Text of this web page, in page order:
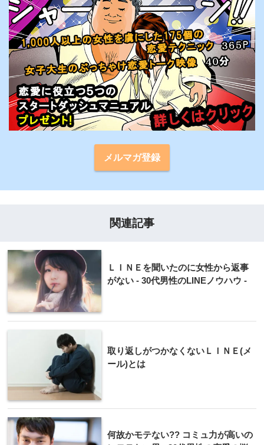
メルマガ登録
関連記事
ＬＩＮＥを聞いたのに女性から返事
がない - 30代男性のLINEノウハウ -
取り返しがつかなくないＬＩＮＥ(メ
ール)とは
何故かモテない?? コミュ力が高いの